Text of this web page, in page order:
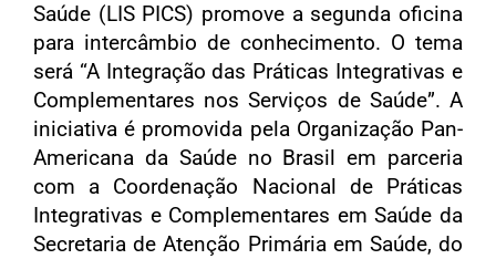
Saúde (LIS PICS) promove a segunda oficina
para intercâmbio de conhecimento. O tema
será “A Integração das Práticas Integrativas e
Complementares nos Serviços de Saúde”. A
iniciativa é promovida pela Organização Pan-
Americana da Saúde no Brasil em parceria
com a Coordenação Nacional de Práticas
Integrativas e Complementares em Saúde da
Secretaria de Atenção Primária em Saúde, do